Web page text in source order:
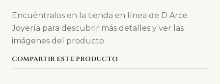
Encuéntralos en la tienda en línea de D Arce
Joyería para descubrir más detalles y ver las
imágenes del producto.
COMPARTIR ESTE PRODUCTO